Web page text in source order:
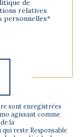
de
relatives
personnelles*
sont enregistrées
agissant comme
la
reste Responsable